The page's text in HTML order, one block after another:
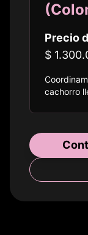
(
Precio
$
cachorro